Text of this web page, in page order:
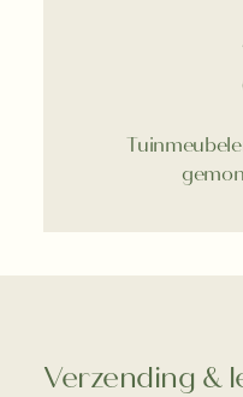
Verzending &